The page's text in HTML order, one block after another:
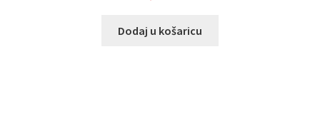
Dodaj u košaricu